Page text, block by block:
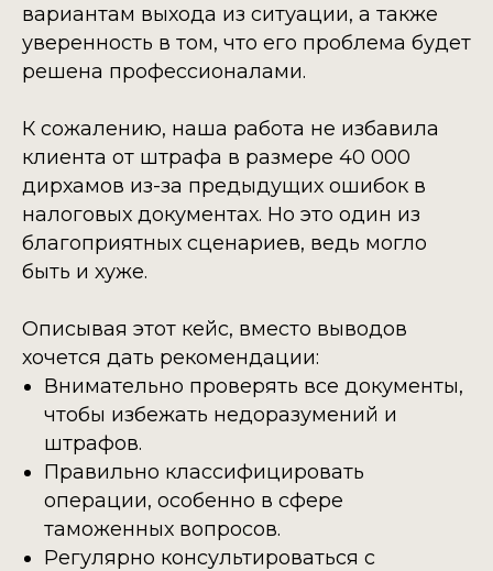
вариантам выхода из ситуации, а также
уверенность в том, что его проблема будет
решена профессионалами.
К сожалению, наша работа не избавила
клиента от штрафа в размере 40 000
дирхамов из-за предыдущих ошибок в
налоговых документах. Но это один из
благоприятных сценариев, ведь могло
быть и хуже.
Описывая этот кейс, вместо выводов
хочется дать рекомендации:
Внимательно проверять все документы,
чтобы избежать недоразумений и
штрафов.
Правильно классифицировать
операции, особенно в сфере
таможенных вопросов.
Регулярно консультироваться с